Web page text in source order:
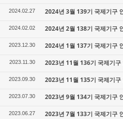
2024.02.27 2024년 3월 139기 국제기구
2024.02.02 2024년 2월 138기 국제기구
2023.12.30 2024년 1월 137기 국제기구
2023.11.30 2023년 11월 136기 국제기
2023.09.30 2023년 11월 135기 국제기
2023.07.30 2023년 9월 134기 국제기구
2023.06.27 2023년 7월 133기 국제기구